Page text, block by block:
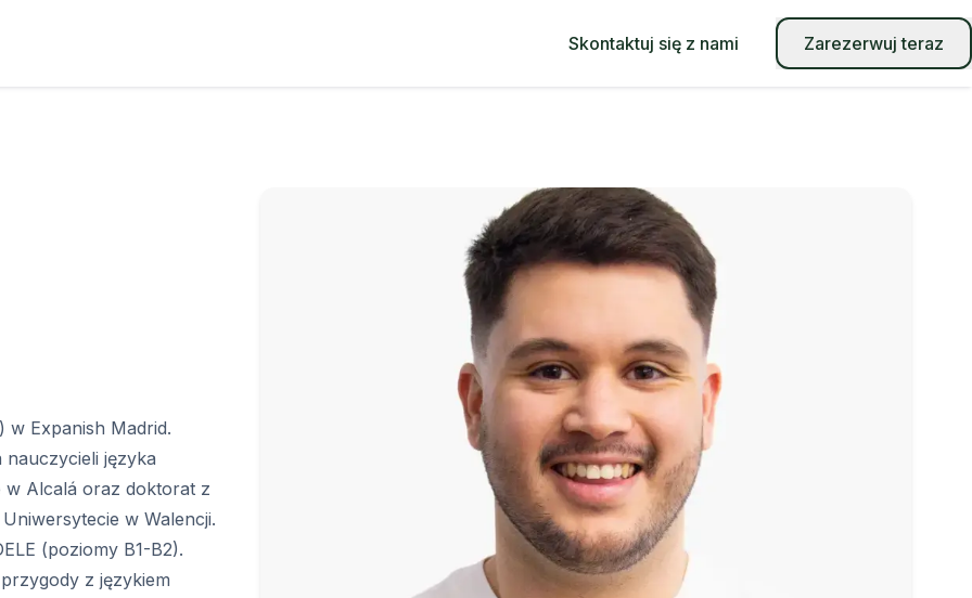
Skontaktuj się z nami Zarezerwuj teraz
w Expanish Madrid.
nauczycieli języka
w Alcalá oraz doktorat z
w Walencji.
(poziomy B1-B2).
z językiem